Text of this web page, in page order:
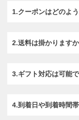
1.クーポンはどのよ
2.送料は掛かりますか
3.ギフト対応は可能
4.到着日や到着時間